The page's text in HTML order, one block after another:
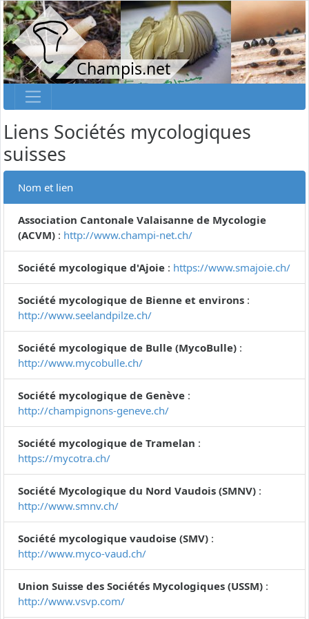
Champis.net
Liens Sociétés mycologiques
suisses
Nom et lien
Association Cantonale Valaisanne de Mycologie
(ACVM) : http://www.champi-net.ch/
Société mycologique d'Ajoie : https://www.smajoie.ch/
Société mycologique de Bienne et environs :
http://www.seelandpilze.ch/
Société mycologique de Bulle (MycoBulle) :
http://www.mycobulle.ch/
Société mycologique de Genève :
http://champignons-geneve.ch/
Société mycologique de Tramelan :
https://mycotra.ch/
Société Mycologique du Nord Vaudois (SMNV) :
http://www.smnv.ch/
Société mycologique vaudoise (SMV) :
http://www.myco-vaud.ch/
Union Suisse des Sociétés Mycologiques (USSM) :
http://www.vsvp.com/